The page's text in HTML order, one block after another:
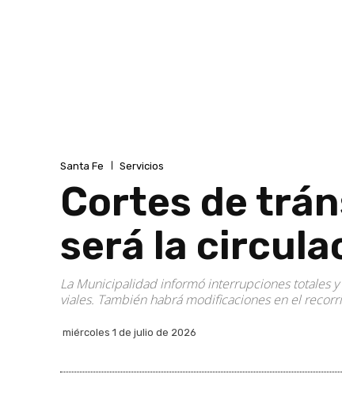
Santa Fe Servicios
Cortes de
será la
La Municipalidad informó interrupciones totales
viales. También habrá modificaciones en el
miércoles 1 de julio de 2026